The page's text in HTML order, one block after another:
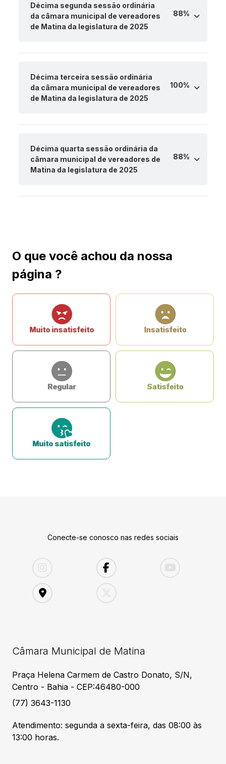
Décima segunda sessão ordinária
da câmara municipal de vereadores
de Matina da legislatura de 2025
88%
Décima terceira sessão ordinária
da câmara municipal de vereadores
de Matina da legislatura de 2025
100%
Décima quarta sessão ordinária da
câmara municipal de vereadores de
Matina da legislatura de 2025
88%
O que você achou da nossa
página ?
Muito insatisfeito Insatisfeito
Regular Satisfeito
Muito satisfeito
Conecte-se conosco nas redes sociais
Câmara Municipal de Matina
Praça Helena Carmem de Castro Donato, S/N,
Centro - Bahia - CEP:46480-000
(77) 3643-1130
Atendimento: segunda a sexta-feira, das 08:00 às
13:00 horas.